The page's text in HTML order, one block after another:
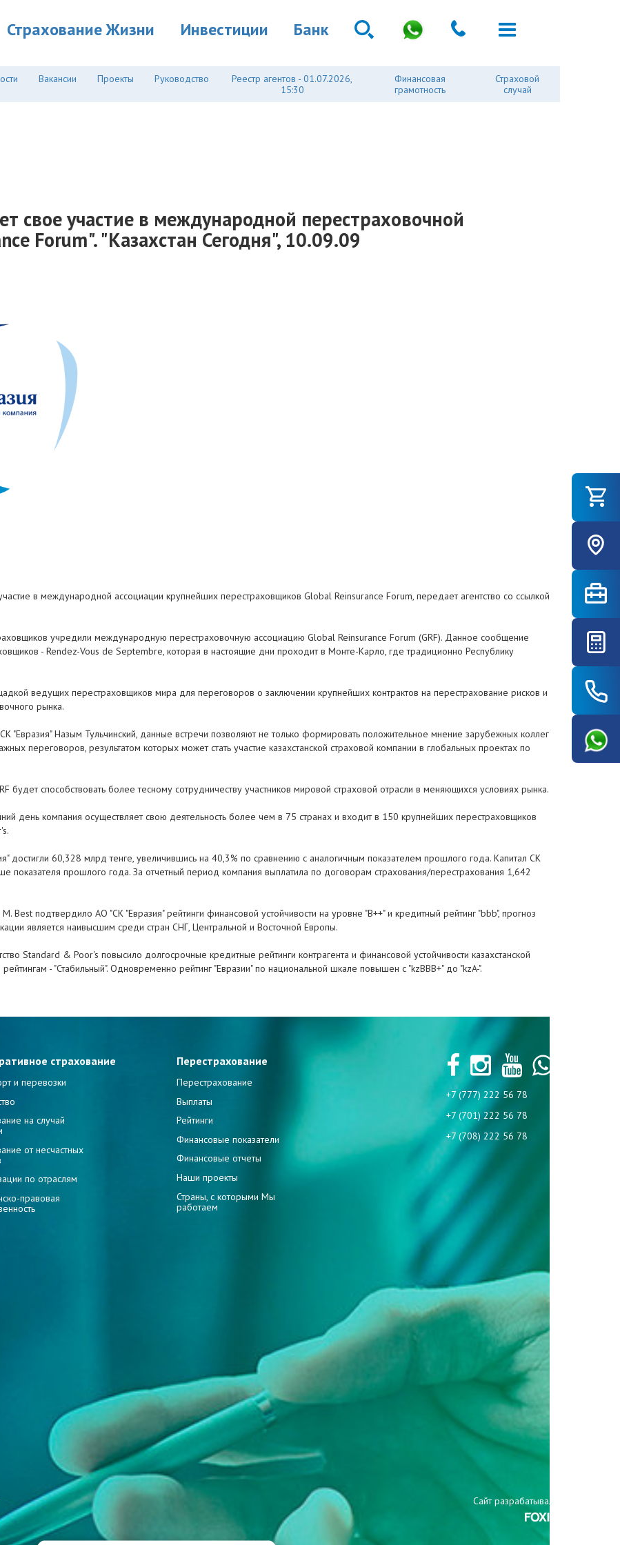
Страхование Жизни Инвестиции Банк
Вакансии Проекты Руководство
Реестр агентов - 01.07.2026,
15:30
Финансовая
грамотность
Страховой
случай
свое участие в международной перестраховочной
Forum". "Казахстан Сегодня", 10.09.09
в международной ассоциации крупнейших перестраховщиков Global Reinsurance Forum, передает агентство со ссылкой
учредили международную перестраховочную ассоциацию Global Reinsurance Forum (GRF). Данное сообщение
- Rendez-Vous de Septembre, которая в настоящие дни проходит в Монте-Карло, где традиционно Республику
ведущих перестраховщиков мира для переговоров о заключении крупнейших контрактов на перестрахование рисков и
рынка.
"Евразия" Назым Тульчинский, данные встречи позволяют не только формировать положительное мнение зарубежных коллег
переговоров, результатом которых может стать участие казахстанской страховой компании в глобальных проектах по
будет способствовать более тесному сотрудничеству участников мировой страховой отрасли в меняющихся условиях рынка.
день компания осуществляет свою деятельность более чем в 75 странах и входит в 150 крупнейших перестраховщиков
достигли 60,328 млрд тенге, увеличившись на 40,3% по сравнению с аналогичным показателем прошлого года. Капитал СК
показателя прошлого года. За отчетный период компания выплатила по договорам страхования/перестрахования 1,642
Best подтвердило АО "СК "Евразия" рейтинги финансовой устойчивости на уровне "B++" и кредитный рейтинг "bbb", прогноз
является наивысшим среди стран СНГ, Центральной и Восточной Европы.
Standard & Poor's повысило долгосрочные кредитные рейтинги контрагента и финансовой устойчивости казахстанской
- "Стабильный". Одновременно рейтинг "Евразии" по национальной шкале повышен с "kzВВВ+" до "kzA-".
страхование
и перевозки
на случай
от несчастных
по отраслям
правовая
Перестрахование
Перестрахование
Выплаты
Рейтинги
Финансовые показатели
Финансовые отчеты
Наши проекты
Страны, с которыми Мы
работаем
+7 (777) 222 56 78
+7 (701) 222 56 78
+7 (708) 222 56 78
Сайт разрабатывали: